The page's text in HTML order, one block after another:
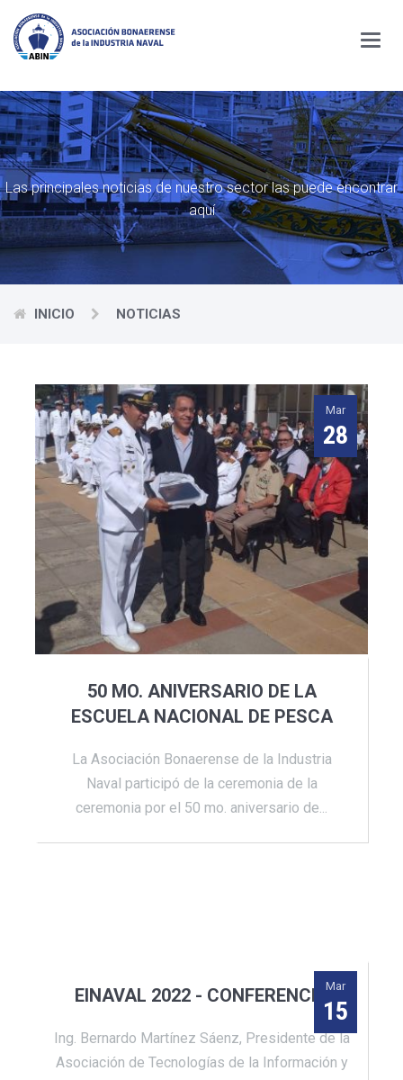
Menú
Las principales noticias de nuestro sector las puede encontrar
aquí
INICIO NOTICIAS
Mar
28
50 MO. ANIVERSARIO DE LA
ESCUELA NACIONAL DE PESCA
La Asociación Bonaerense de la Industria
Naval participó de la ceremonia de la
ceremonia por el 50 mo. aniversario de...
Mar
15
EINAVAL 2022 - CONFERENCIA
Ing. Bernardo Martínez Sáenz, Presidente de la
Asociación de Tecnologías de la Información y